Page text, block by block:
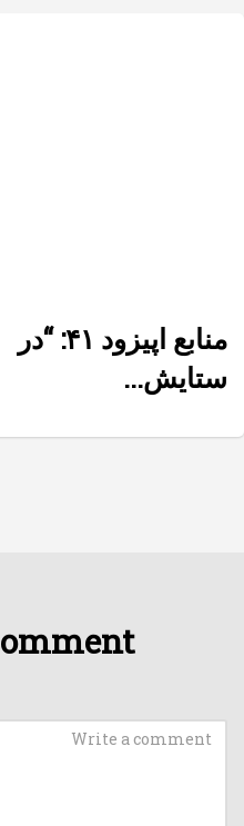
منابع اپیزود ۴۱: “در
ستایش...